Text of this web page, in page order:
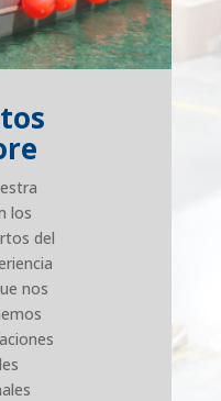
los
del
nos